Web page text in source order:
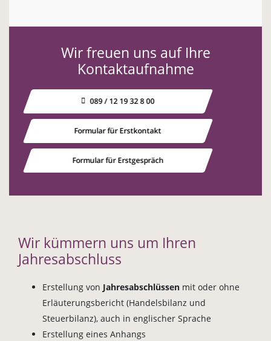
Wir freuen uns auf Ihre
Kontaktaufnahme
089 / 12 19 32 8 00
Formular für Erstkontakt
Formular für Erstgespräch
Wir kümmern uns um Ihren
Jahresabschluss
Erstellung von Jahresabschlüssen mit oder ohne
Erläuterungsbericht (Handelsbilanz und
Steuerbilanz), auch in englischer Sprache
Erstellung eines Anhangs